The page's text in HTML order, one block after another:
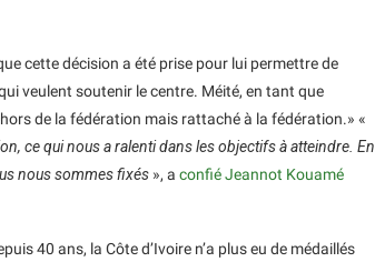
cette décision a été prise pour lui permettre de
veulent soutenir le centre. Méité, en tant que
de la fédération mais rattaché à la fédération.» «
ce qui nous a ralenti dans les objectifs à atteindre. En
nous sommes fixés », a confié Jeannot Kouamé
40 ans, la Côte d’Ivoire n’a plus eu de médaillés